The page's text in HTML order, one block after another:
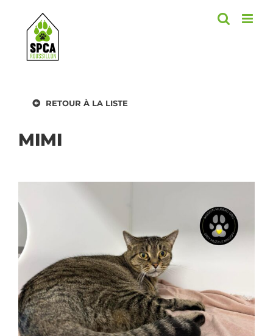
content
RETOUR À LA LISTE
MIMI